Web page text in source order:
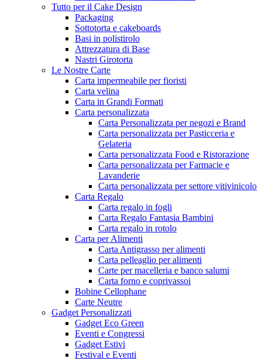
Tutto per il Cake Design
Packaging
Sottotorta e cakeboards
Basi in polistirolo
Attrezzatura di Base
Nastri Girotorta
Le Nostre Carte
Carta impermeabile per fioristi
Carta velina
Carta in Grandi Formati
Carta personalizzata
Carta Personalizzata per negozi e Brand
Carta personalizzata per Pasticceria e
Gelateria
Carta personalizzata Food e Ristorazione
Carta personalizzata per Farmacie e
Lavanderie
Carta personalizzata per settore vitivinicolo
Carta Regalo
Carta regalo in fogli
Carta Regalo Fantasia Bambini
Carta regalo in rotolo
Carta per Alimenti
Carta Antigrasso per alimenti
Carta pelleaglio per alimenti
Carte per macelleria e banco salumi
Carta forno e coprivassoi
Bobine Cellophane
Carte Neutre
Gadget Personalizzati
Gadget Eco Green
Eventi e Congressi
Gadget Estivi
Festival e Eventi